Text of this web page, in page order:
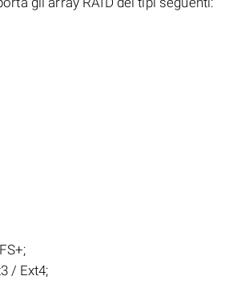
/ Ext4;